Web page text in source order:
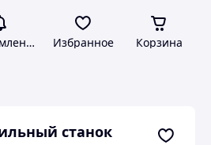
Избранное Корзина
станок